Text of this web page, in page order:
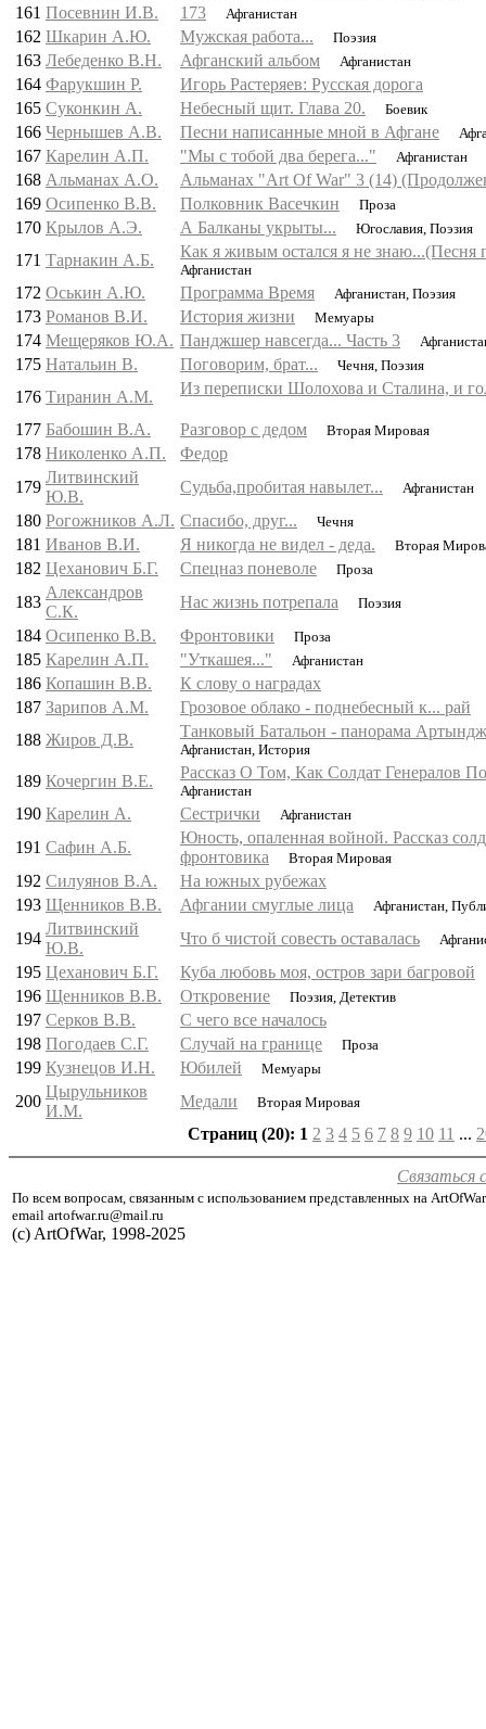
161 Посевнин И.В. 173 Афганистан
162 Шкарин А.Ю. Мужская работа... Поэзия
163 Лебеденко В.Н. Афганский альбом Афганистан
164 Фарукшин Р.
Игорь Растеряев: Русская дорога
165 Суконкин А. Небесный щит. Глава 20. Боевик
166 Чернышев А.В. Песни написанные мной в Афгане
167 Карелин А.П. "Мы с тобой два берега..." Афганистан
168 Альманах A.O.
Альманах "Art Of War" 3 (14)
169 Осипенко В.В. Полковник Васечкин Проза
170 Крылов А.Э. А Балканы укрыты... Югославия, Поэзия
171 Тарнакин А.Б. Как я живым остался я не знаю...(Песня
Афганистан
172 Оськин А.Ю. Программа Время Афганистан, Поэзия
173 Романов В.И. История жизни Мемуары
174 Мещеряков Ю.А. Панджшер навсегда... Часть 3
175 Натальин В. Поговорим, брат... Чечня, Поэзия
176 Тиранин А.М. Из переписки Шолохова и Сталина, и
177 Бабошин В.А. Разговор с дедом Вторая Мировая
178 Николенко А.П.
Федор
179
Литвинский
Ю.В.
Судьба,пробитая навылет... Афганистан
180 Рогожников А.Л. Спасибо, друг... Чечня
181 Иванов В.И. Я никогда не видел - деда. Вторая
182 Цеханович Б.Г. Спецназ поневоле Проза
183
Александров
С.К.
Нас жизнь потрепала Поэзия
184 Осипенко В.В. Фронтовики Проза
185 Карелин А.П. "Уткашея..." Афганистан
186 Копашин В.В.
К слову о наградах
187 Зарипов А.М.
Грозовое облако - поднебесный к... рай
188 Жиров Д.В. Танковый Батальон - панорама
Афганистан, История
189 Кочергин В.Е. Рассказ О Том, Как Солдат Генералов
Афганистан
190 Карелин А. Сестрички Афганистан
191 Сафин А.Б.
Юность, опаленная войной. Рассказ
фронтовика
Вторая Мировая
192 Силуянов В.А.
На южных рубежах
193 Щенников В.В. Афгании смуглые лица Афганистан,
194
Литвинский
Ю.В.
Что б чистой совесть оставалась
195 Цеханович Б.Г.
Куба любовь моя, остров зари багровой
196 Щенников В.В. Откровение Поэзия, Детектив
197 Серков В.В.
С чего все началось
198 Погодаев С.Г. Случай на границе Проза
199 Кузнецов И.Н. Юбилей Мемуары
200
Цырульников
И.М.
Медали Вторая Мировая
Страниц (20): 1 2 3 4 5 6 7 8 9 10 11 ...
Связаться
По всем вопросам, связанным с использованием представленных на
email artofwar.ru@mail.ru
(с) ArtOfWar, 1998-2025